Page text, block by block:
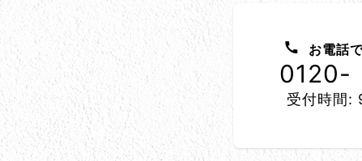
お問い合わせ方法
お電話
0120-
受付時間:
所在地